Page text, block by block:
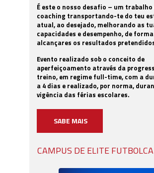
É este o nosso desafio – um trabalho
coaching transportando-te do teu
atual, ao desejado, melhorando as
capacidades e desempenho, de
alcançares os resultados
Evento realizado sob o conceito de
aperfeiçoamento através da
treino, em regime full-time, com a
a 4 dias e realizado, por norma,
vigência das férias escolares.
SABE MAIS
CAMPUS DE ELITE